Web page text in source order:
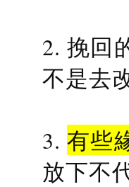
2. 挽回
不是去
3.有些
放下不